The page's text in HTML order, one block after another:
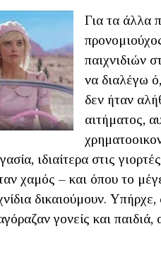
Για τα άλλα
παιχνιδιών
να διαλέγω
δεν ήταν
αιτήματος,
ιδιαίτερα στις
χαμός – και όπου το
δικαιούμουν.
γονείς και